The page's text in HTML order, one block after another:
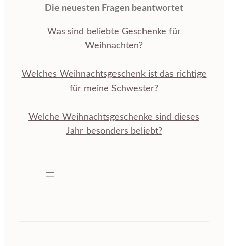
Die neuesten Fragen beantwortet
Was sind beliebte Geschenke für
Weihnachten?
Welches Weihnachtsgeschenk ist das richtige
für meine Schwester?
Welche Weihnachtsgeschenke sind dieses
Jahr besonders beliebt?